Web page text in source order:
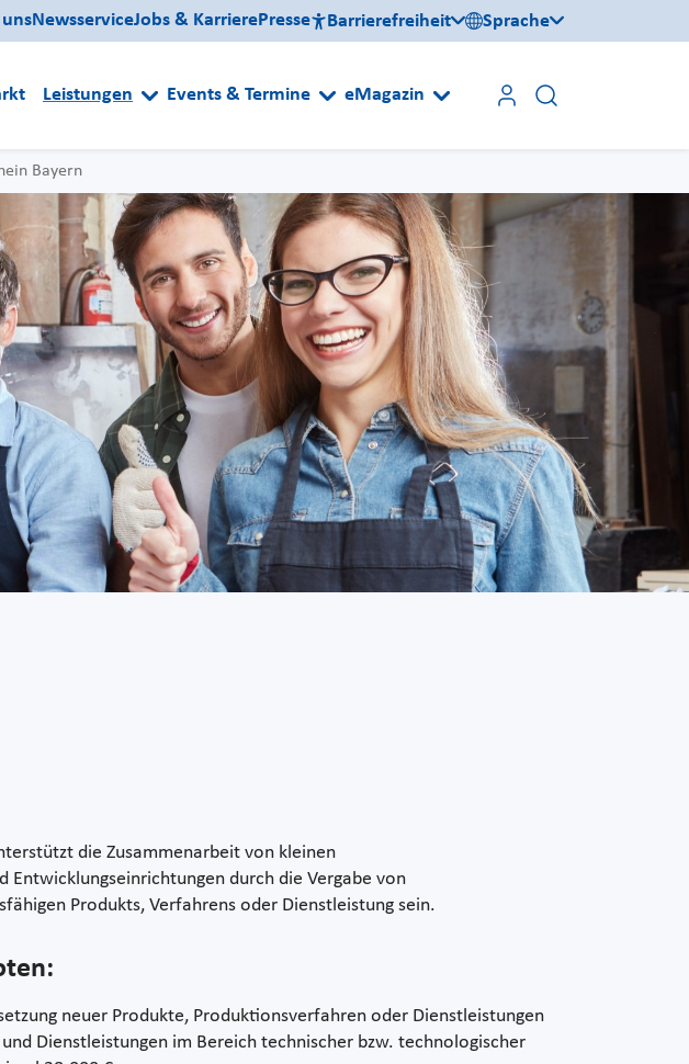
NewsserviceJobs & KarrierePresse Barrierefreiheit Sprache
Leistungen Events & Termine eMagazin
Bayern
die Zusammenarbeit von kleinen
durch die Vergabe von
Produkts, Verfahrens oder Dienstleistung sein.
neuer Produkte, Produktionsverfahren oder Dienstleistungen
Dienstleistungen im Bereich technischer bzw. technologischer